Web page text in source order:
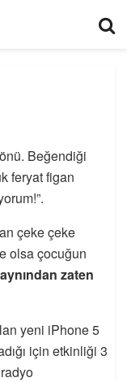
Beğendiği
feryat figan
çeke çeke
olsa çocuğun
zaten
yeni iPhone 5
için etkinliği 3